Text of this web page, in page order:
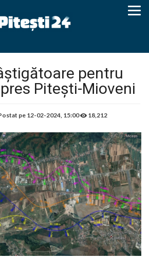
pentru
Pitești-Mioveni
pe 12-02-2024, 15:00 18,212